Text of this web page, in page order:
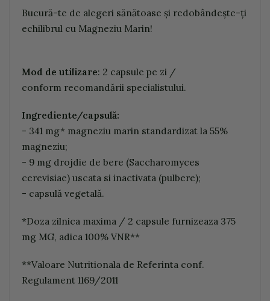
Bucură-te de alegeri sănătoase și redobândește-ți
echilibrul cu Magneziu Marin!
Mod de utilizare: 2 capsule pe zi /
conform recomandării specialistului.
Ingrediente/capsulă:
- 341 mg* magneziu marin standardizat la 55%
magneziu;
- 9 mg drojdie de bere (Saccharomyces
cerevisiae) uscata si inactivata (pulbere);
- capsulă vegetală.
*Doza zilnica maxima / 2 capsule furnizeaza 375
mg MG, adica 100% VNR**
**Valoare Nutritionala de Referinta conf.
Regulament 1169/2011